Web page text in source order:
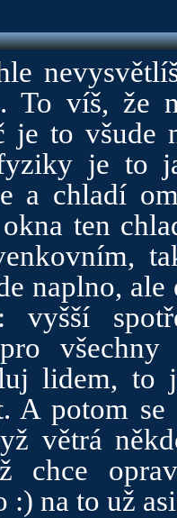
To víš, že
je to všude
je to
a chladí
ten
naplno,
vyšší
lidem, to
A potom
větrá
chce
:) na to už